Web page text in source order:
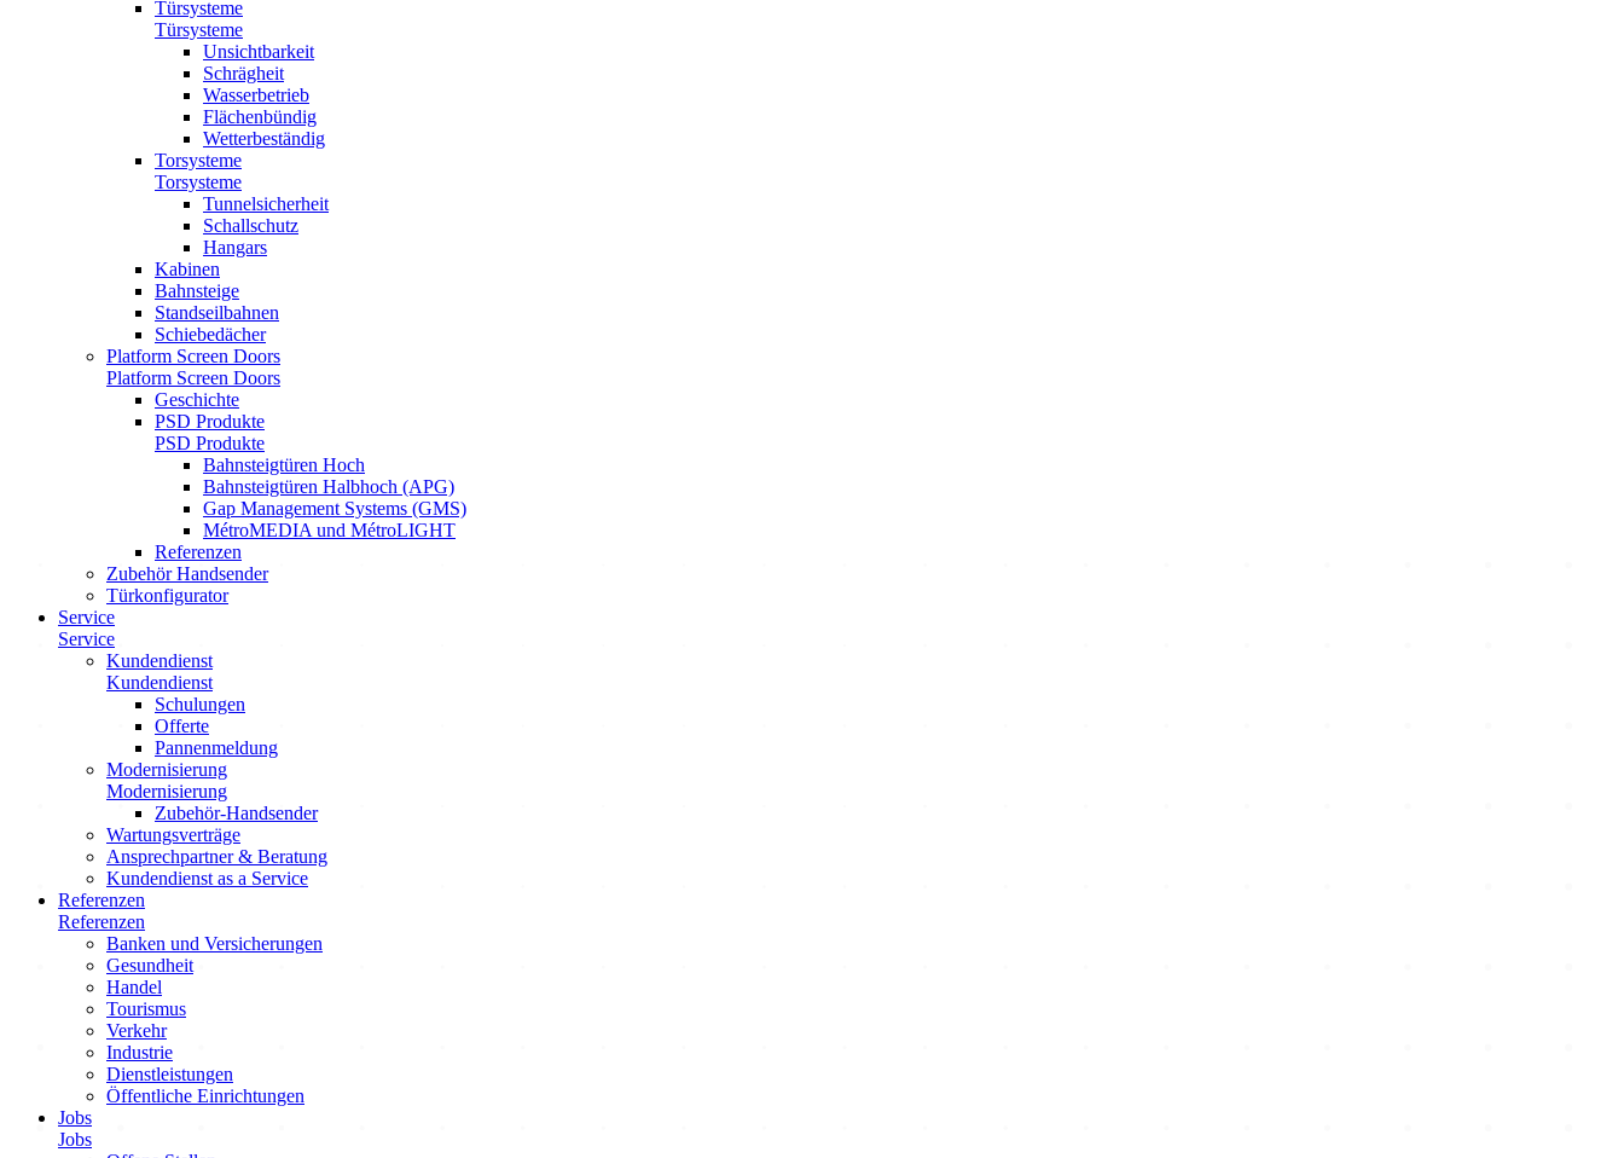
Türsysteme
Türsysteme
Unsichtbarkeit
Schrägheit
Wasserbetrieb
Flächenbündig
Wetterbeständig
Torsysteme
Torsysteme
Tunnelsicherheit
Schallschutz
Hangars
Kabinen
Bahnsteige
Standseilbahnen
Schiebedächer
Platform Screen Doors
Platform Screen Doors
Geschichte
PSD Produkte
PSD Produkte
Bahnsteigtüren Hoch
Bahnsteigtüren Halbhoch (APG)
Gap Management Systems (GMS)
MétroMEDIA und MétroLIGHT
Referenzen
Zubehör Handsender
Türkonfigurator
Service
Service
Kundendienst
Kundendienst
Schulungen
Offerte
Pannenmeldung
Modernisierung
Modernisierung
Zubehör-Handsender
Wartungsverträge
Ansprechpartner & Beratung
Kundendienst as a Service
Referenzen
Referenzen
Banken und Versicherungen
Gesundheit
Handel
Tourismus
Verkehr
Industrie
Dienstleistungen
Öffentliche Einrichtungen
Jobs
Jobs